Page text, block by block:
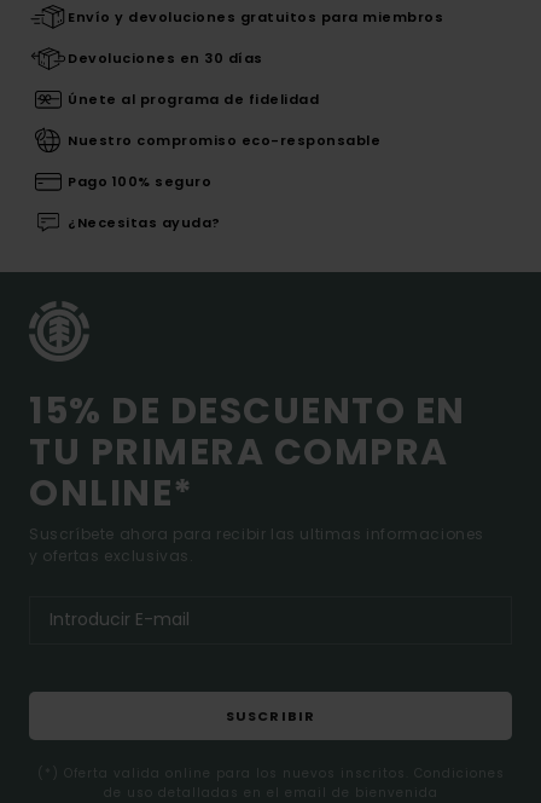
Envío y devoluciones gratuitos para miembros
Devoluciones en 30 días
Únete al programa de fidelidad
Nuestro compromiso eco-responsable
Pago 100% seguro
¿Necesitas ayuda?
15% DE DESCUENTO EN
TU PRIMERA COMPRA
ONLINE*
Suscríbete ahora para recibir las ultimas informaciones
y ofertas exclusivas.
SUSCRIBIR
(*) Oferta valida online para los nuevos inscritos. Condiciones
de uso detalladas en el email de bienvenida